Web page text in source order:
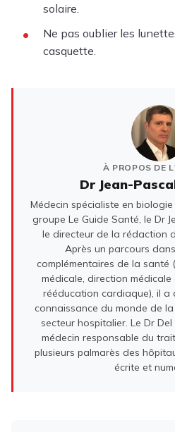
solaire.
Ne pas oublier les
casquette.
À PROPOS DE
Dr Jean-
Médecin spécialiste en
groupe Le Guide Santé, le Dr
le directeur de la rédaction
Après un parcours
complémentaires de la
médicale, direction
rééducation cardiaque), il a
connaissance du monde de
secteur hospitalier. Le Dr
médecin responsable du
plusieurs palmarès des
écrite et